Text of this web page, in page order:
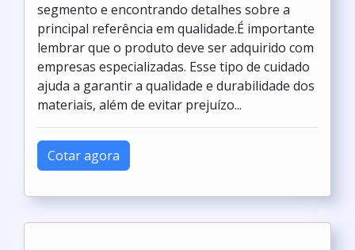
segmento e encontrando detalhes sobre a
principal referência em qualidade.É importante
lembrar que o produto deve ser adquirido com
empresas especializadas. Esse tipo de cuidado
ajuda a garantir a qualidade e durabilidade dos
materiais, além de evitar prejuízo...
Cotar agora